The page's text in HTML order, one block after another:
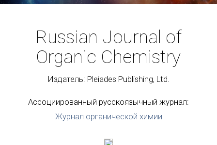
Russian Journal of
Organic Chemistry
Издатель: Pleiades Publishing, Ltd.
Ассоциированный русскоязычный журнал:
Журнал органической химии